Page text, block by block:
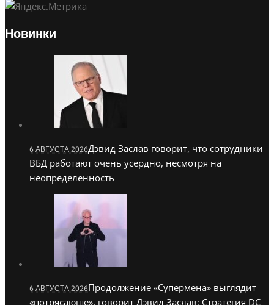
Новинки
6 АВГУСТА 2026Дэвид Заслав говорит, что сотрудники
ВБД работают очень усердно, несмотря на
неопределенность
6 АВГУСТА 2026Продолжение «Супермена» выглядит
«потрясающе», говорит Дэвид Заслав; Стратегия DC